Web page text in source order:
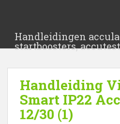
t
Handleidingen
startboosters,
Handleiding
Smart IP22
12/30 (1)